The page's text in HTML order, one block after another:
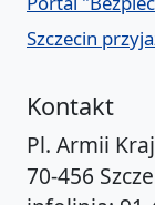
Szczecin
Kontakt
Pl. Armii
70-456